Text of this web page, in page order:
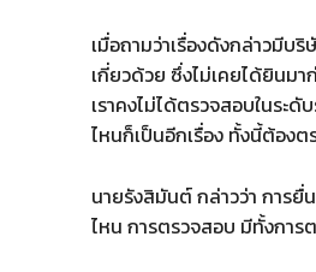
เมื่อถามว่าเรื่องดังกล่าวมีบ
เกี่ยวด้วย ซึ่งไม่เคยได้ยินม
เราคงไม่ได้ตรวจสอบในระ
ไหนก็เป็นอีกเรื่อง ทั้งนี้ต้อง
นายรังสิมันต์ กล่าวว่า การยื่
ไหน การตรวจสอบ มีทั้งการ